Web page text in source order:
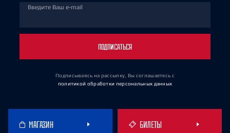
Введите Ваш e-mail
ПОДПИСАТЬСЯ
Подписываясь на рассылку, Вы соглашаетесь с
политикой обработки персональных данных
МАГАЗИН БИЛЕТЫ